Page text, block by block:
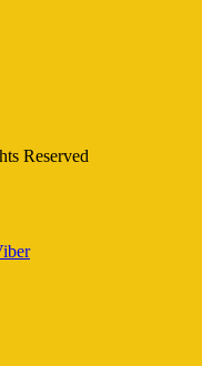
Reserved